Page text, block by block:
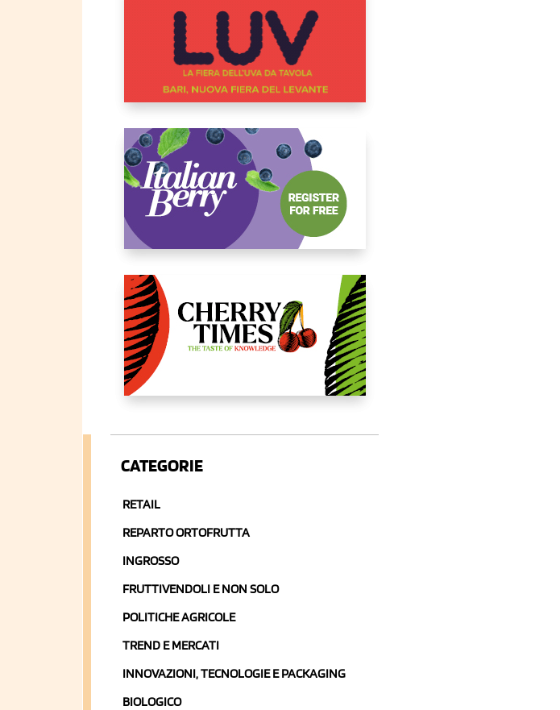
CATEGORIE
RETAIL
REPARTO ORTOFRUTTA
INGROSSO
FRUTTIVENDOLI E NON SOLO
POLITICHE AGRICOLE
TREND E MERCATI
INNOVAZIONI, TECNOLOGIE E PACKAGING
BIOLOGICO